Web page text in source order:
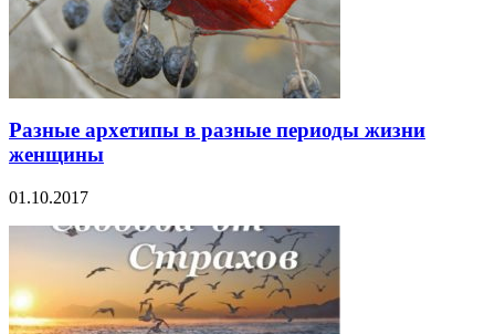
Разные архетипы в разные периоды жизни
женщины
01.10.2017